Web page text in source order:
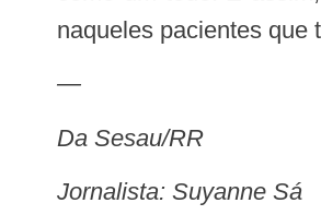
naqueles pacientes que
—
Da Sesau/RR
Jornalista: Suyanne Sá